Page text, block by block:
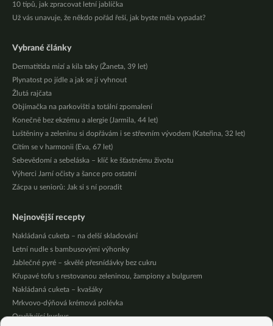
10 tipů, jak zpracovat letní jablíčka
Už vás unavuje, že někdo pořád řeší, jak byste měla vypadat?
Vybrané články
Dermatitida mizí a kila taky (Žaneta, 39 let)
Plynatost po jídle a jak se jí vyhnout
Žlutá rajčata
Objímačka na parkovišti a totální zpomalení
Konečně bez ekzému a alergie (Jarmila, 44 let)
Luštěniny a zeleninu si dopřávám i se střevním vývodem (Kateřina, 32 let)
Cítím se v harmonii (Eva, 67 let)
Sebevědomí a sebeláska – klíč ke šťastnému životu
Výherci Jarní očisty a šance pro ostatní
Zácpa u seniorů: Jak si s ní poradit
Nejnovější recepty
Nakládaná cuketa – na delší skladování
Letní nudle s bambusovými výhonky
Jablečné pyré – skvělé přesnídávky bez cukru
Křupavé tofu s restovanou zeleninou, žampiony a bulgurem
Nakládaná cuketa – kvašáky
Mrkvovo-dýňová krémová polévka
Osvěžující kuskus